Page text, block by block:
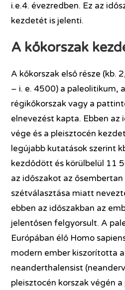
i.e.4. évezredben. Ez az
kezdetét is jelenti.
A kőkorszak
A kőkorszak első része (kb.
– i. e. 4500) a paleolitikum,
régikőkorszak vagy a
elnevezést kapta. Ebben az
vége és a pleisztocén
legújabb kutatások szerint
kezdődött és körülbelül 11
az időszakot az ősembertan
szétválasztása miatt
ebben az időszakban az
jelentősen felgyorsult. A
Európában élő Homo
modern ember kiszorította
neanderthalensist
pleisztocén korszak végén